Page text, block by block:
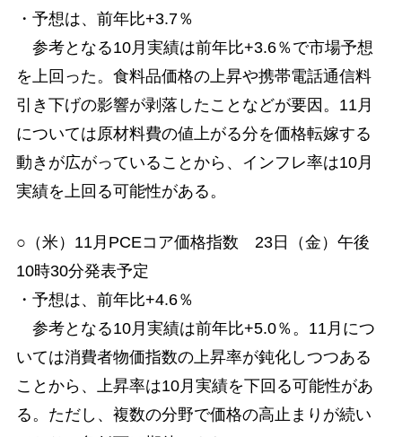
・予想は、前年比+3.7％
参考となる10月実績は前年比+3.6％で市場予想
を上回った。食料品価格の上昇や携帯電話通信料
引き下げの影響が剥落したことなどが要因。11月
については原材料費の値上がる分を価格転嫁する
動きが広がっていることから、インフレ率は10月
実績を上回る可能性がある。
○（米）11月PCEコア価格指数 23日（金）午後
10時30分発表予定
・予想は、前年比+4.6％
参考となる10月実績は前年比+5.0％。11月につ
いては消費者物価指数の上昇率が鈍化しつつある
ことから、上昇率は10月実績を下回る可能性があ
る。ただし、複数の分野で価格の高止まりが続い